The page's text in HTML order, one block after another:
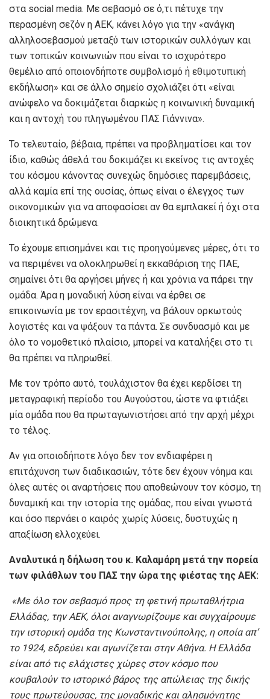
στα social media. Με σεβασμό σε ό,τι πέτυχε την
περασμένη σεζόν η ΑΕΚ, κάνει λόγο για την «ανάγκη
αλληλοσεβασμού μεταξύ των ιστορικών συλλόγων και
των τοπικών κοινωνιών που είναι το ισχυρότερο
θεμέλιο από οποιονδήποτε συμβολισμό ή εθιμοτυπική
εκδήλωση» και σε άλλο σημείο σχολιάζει ότι «είναι
ανώφελο να δοκιμάζεται διαρκώς η κοινωνική δυναμική
και η αντοχή του πληγωμένου ΠΑΣ Γιάννινα».
Το τελευταίο, βέβαια, πρέπει να προβληματίσει και τον
ίδιο, καθώς άθελά του δοκιμάζει κι εκείνος τις αντοχές
του κόσμου κάνοντας συνεχώς δημόσιες παρεμβάσεις,
αλλά καμία επί της ουσίας, όπως είναι ο έλεγχος των
οικονομικών για να αποφασίσει αν θα εμπλακεί ή όχι στα
διοικητικά δρώμενα.
Το έχουμε επισημάνει και τις προηγούμενες μέρες, ότι το
να περιμένει να ολοκληρωθεί η εκκαθάριση της ΠΑΕ,
σημαίνει ότι θα αργήσει μήνες ή και χρόνια να πάρει την
ομάδα. Άρα η μοναδική λύση είναι να έρθει σε
επικοινωνία με τον ερασιτέχνη, να βάλουν ορκωτούς
λογιστές και να ψάξουν τα πάντα. Σε συνδυασμό και με
όλο το νομοθετικό πλαίσιο, μπορεί να καταλήξει στο τι
θα πρέπει να πληρωθεί.
Με τον τρόπο αυτό, τουλάχιστον θα έχει κερδίσει τη
μεταγραφική περίοδο του Αυγούστου, ώστε να φτιάξει
μία ομάδα που θα πρωταγωνιστήσει από την αρχή μέχρι
το τέλος.
Αν για οποιοδήποτε λόγο δεν τον ενδιαφέρει η
επιτάχυνση των διαδικασιών, τότε δεν έχουν νόημα και
όλες αυτές οι αναρτήσεις που αποθεώνουν τον κόσμο, τη
δυναμική και την ιστορία της ομάδας, που είναι γνωστά
και όσο περνάει ο καιρός χωρίς λύσεις, δυστυχώς η
απαξίωση ελλοχεύει.
Αναλυτικά η δήλωση του κ. Καλαμάρη μετά την πορεία
των φιλάθλων του ΠΑΣ την ώρα της φιέστας της ΑΕΚ:
«Με όλο τον σεβασμό προς τη φετινή πρωταθλήτρια
Ελλάδας, την ΑΕΚ, όλοι αναγνωρίζουμε και συγχαίρουμε
την ιστορική ομάδα της Κωνσταντινούπολης, η οποία απ’
το 1924, εδρεύει και αγωνίζεται στην Αθήνα. Η Ελλάδα
είναι από τις ελάχιστες χώρες στον κόσμο που
κουβαλούν το ιστορικό βάρος της απώλειας της δικής
τους πρωτεύουσας, της μοναδικής και αλησμόνητης